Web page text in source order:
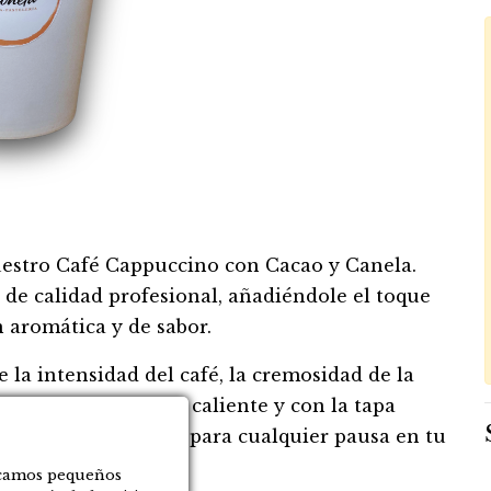
Café Cappuccino con Cacao y Canela.
de calidad profesional, añadiéndole el toque
y de sabor.
la intensidad del café, la cremosidad de la
Te lo entregamos caliente y con la tapa
puro placer, ideal para cualquier pausa en tu
pequeños